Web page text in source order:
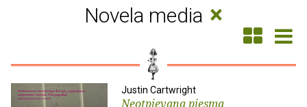
Novela media ×
Justin Cartwright
Neotpjevana pjesma